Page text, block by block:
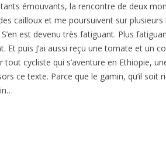
émouvants, la rencontre de deux
cailloux et me poursuivent sur
est devenu très fatiguant. Plus
Et puis J’ai aussi reçu une tomate et un
tout cycliste qui s’aventure en Ethiopie,
ce texte. Parce que le gamin, qu’il soit